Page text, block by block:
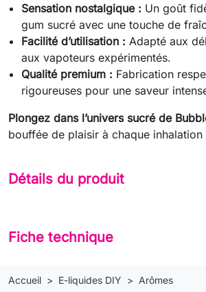
Sensation nostalgique : Un goût
gum sucré avec une touche de
Facilité d’utilisation : Adapté aux
aux vapoteurs expérimentés.
Qualité premium : Fabrication
rigoureuses pour une saveur
Plongez dans l’univers sucré de
bouffée de plaisir à chaque inhalation
Détails du produit
Fiche technique
Accueil E-liquides DIY Arômes